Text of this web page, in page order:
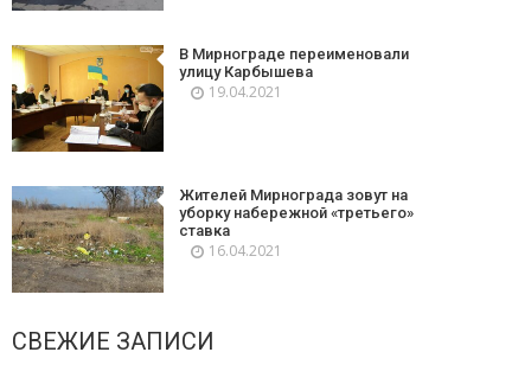
В Мирнограде переименовали
улицу Карбышева
19.04.2021
Жителей Мирнограда зовут на
уборку набережной «третьего»
ставка
16.04.2021
СВЕЖИЕ ЗАПИСИ